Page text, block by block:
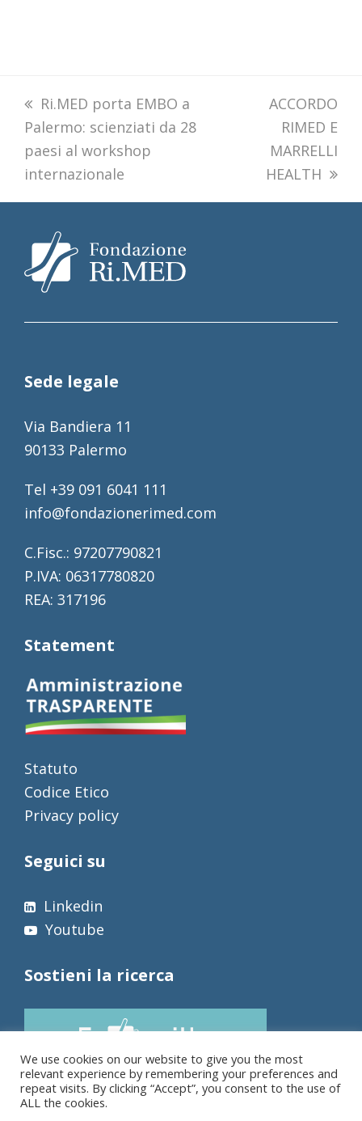
previous
post:
Ri.MED porta EMBO a
Palermo: scienziati da 28
paesi al workshop
internazionale
next
post:
ACCORDO
RIMED E
MARRELLI
HEALTH
Sede legale
Via Bandiera 11
90133 Palermo
Tel +39 091 6041 111
info@fondazionerimed.com
C.Fisc.: 97207790821
P.IVA: 06317780820
REA: 317196
Statement
Statuto
Codice Etico
Privacy policy
Seguici su
Linkedin
Youtube
Sostieni la ricerca
We use cookies on our website to give you the most
relevant experience by remembering your preferences and
repeat visits. By clicking “Accept”, you consent to the use of
ALL the cookies.